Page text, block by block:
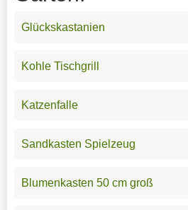
Glückskastanien
Kohle Tischgrill
Katzenfalle
Sandkasten Spielzeug
Blumenkasten 50 cm groß